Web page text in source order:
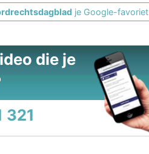
je Google-favoriet
die je
321